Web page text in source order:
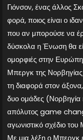
Γιόνσον, ένας άλλος
φορά, ποιος είναι ο
που αν μπορούσε να
δύσκολα η Ένωση θα
ομορφιές στην
Μπεργκ της Νορβηγίας
τη διαφορά στον
δυο ομάδες (Νορβηγία
απόλυτος game
αγωνιστικό σχέδιο του